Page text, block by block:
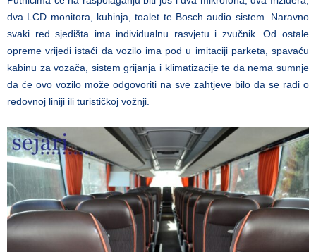
dva LCD monitora, kuhinja, toalet te Bosch audio sistem. Naravno
svaki red sjedišta ima individualnu rasvjetu i zvučnik. Od ostale
opreme vrijedi istaći da vozilo ima pod u imitaciji parketa, spavaću
kabinu za vozača, sistem grijanja i klimatizacije te da nema sumnje
da će ovo vozilo može odgovoriti na sve zahtjeve bilo da se radi o
redovnoj liniji ili turističkoj vožnji.